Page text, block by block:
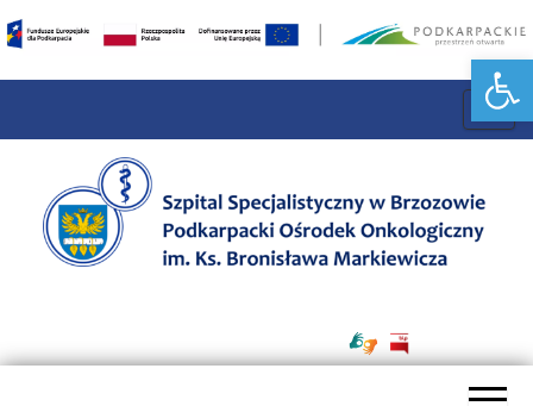
Otwórz pasek narzędzi
Przejdź
do
treści
P
z
n
Specjalistyczny
w Brzozowie